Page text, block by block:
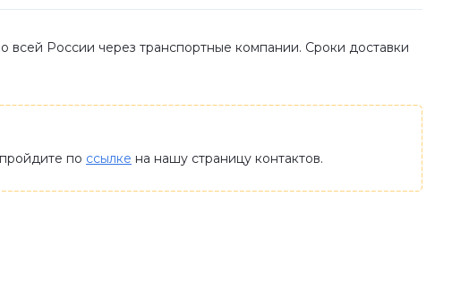
всей России через транспортные компании. Сроки доставки
по ссылке на нашу страницу контактов.